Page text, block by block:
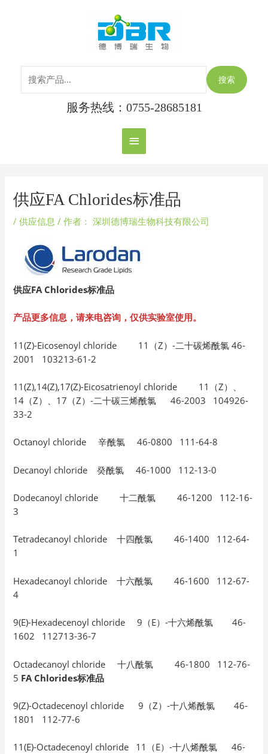
主
菜
单
搜索
服务热线：0755-28685181
供应FA Chlorides标准品
/供应信息 / 作者： 深圳德博瑞生物科技有限公司
供应FA Chlorides标准品
产品更多信息，请来电咨询，仅供实验室使用。
11(Z)-Eicosenoyl chloride 11（Z）-二十碳烯酰氯 46-
2001 103213-61-2
11(Z),14(Z),17(Z)-Eicosatrienoyl chloride 11（Z）、
14（Z）、17（Z）-二十碳三烯酰氯 46-2003 104926-
33-2
Octanoyl chloride 辛酰氯 46-0800 111-64-8
Decanoyl chloride 癸酰氯 46-1000 112-13-0
Dodecanoyl chloride 十二酰氯 46-1200 112-16-
3
Tetradecanoyl chloride 十四酰氯 46-1400 112-64-
1
Hexadecanoyl chloride 十六酰氯 46-1600 112-67-
4
9(E)-Hexadecenoyl chloride 9（E）-十六烯酰氯 46-
1602 112713-36-7
Octadecanoyl chloride 十八酰氯 46-1800 112-76-
5 FA Chlorides标准品
9(Z)-Octadecenoyl chloride 9（Z）-十八烯酰氯 46-
1801 112-77-6
11(E)-Octadecenoyl chloride 11（E）-十八烯酰氯 46-